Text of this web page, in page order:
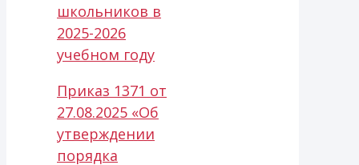
школьников в
2025-2026
учебном году
Приказ 1371 от
27.08.2025 «Об
утверждении
порядка